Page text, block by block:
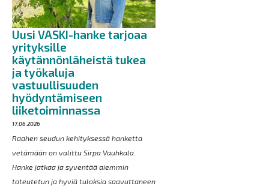
Uusi VASKI-hanke tarjoaa
yrityksille
käytännönläheistä tukea
ja työkaluja
vastuullisuuden
hyödyntämiseen
liiketoiminnassa
17.06.2026
Raahen seudun kehityksessä hanketta
vetämään on valittu Sirpa Vauhkala.
Hanke jatkaa ja syventää aiemmin
toteutetun ja hyviä tuloksia saavuttaneen